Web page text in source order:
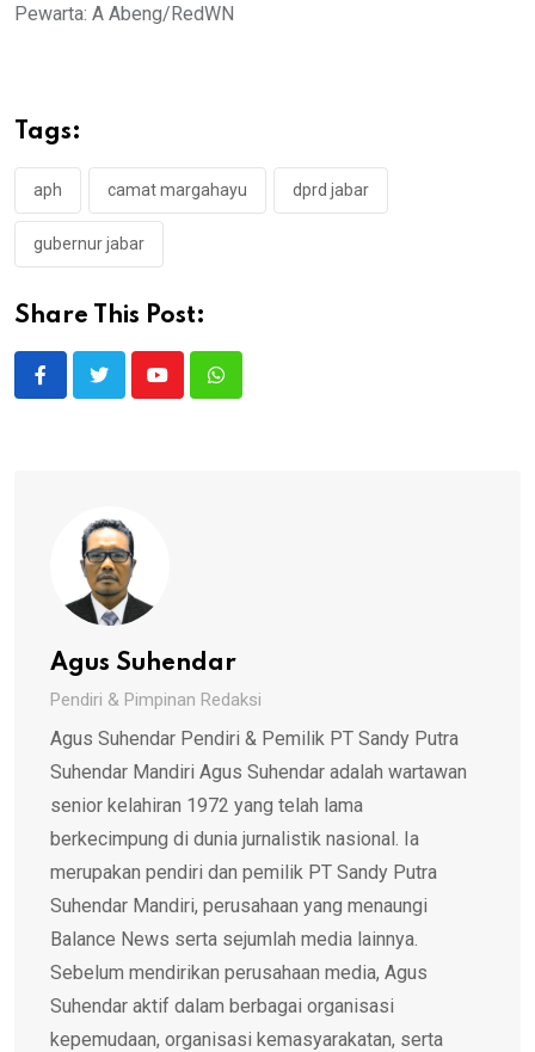
Pewarta: A Abeng/RedWN
Tags:
aph camat margahayu dprd jabar
gubernur jabar
Share This Post:
YoutubeWhatsapp
Agus Suhendar
Pendiri & Pimpinan Redaksi
Agus Suhendar Pendiri & Pemilik PT Sandy Putra
Suhendar Mandiri Agus Suhendar adalah wartawan
senior kelahiran 1972 yang telah lama
berkecimpung di dunia jurnalistik nasional. Ia
merupakan pendiri dan pemilik PT Sandy Putra
Suhendar Mandiri, perusahaan yang menaungi
Balance News serta sejumlah media lainnya.
Sebelum mendirikan perusahaan media, Agus
Suhendar aktif dalam berbagai organisasi
kepemudaan, organisasi kemasyarakatan, serta